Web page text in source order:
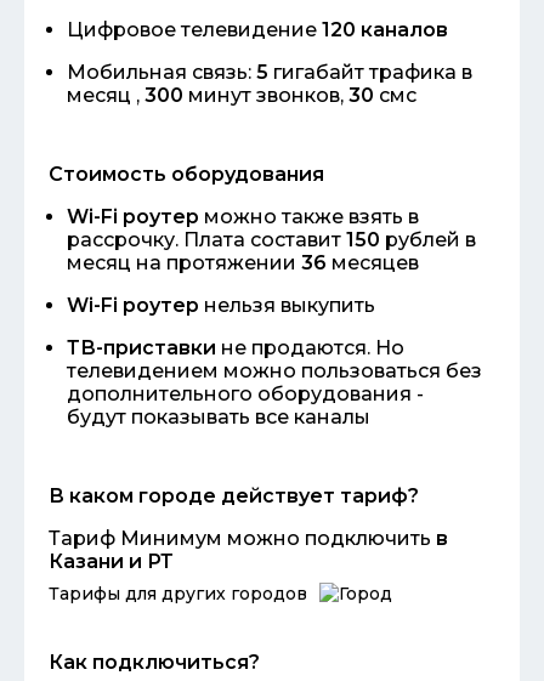
Цифровое телевидение 120 каналов
Мобильная связь: 5 гигабайттрафика в
месяц , 300 минут звонков, 30 смс
Стоимость оборудования
Wi-Fi роутер можно также взять в
рассрочку. Плата составит 150 рублей в
месяц на протяжении 36 месяцев
Wi-Fi роутер нельзя выкупить
ТВ-приставки не продаются. Но
телевидением можно пользоваться без
дополнительного оборудования -
будут показывать все каналы
В каком городе действует тариф?
Тариф Минимум можно подключить в
Казани и РТ
Тарифы для других городов
Как подключиться?